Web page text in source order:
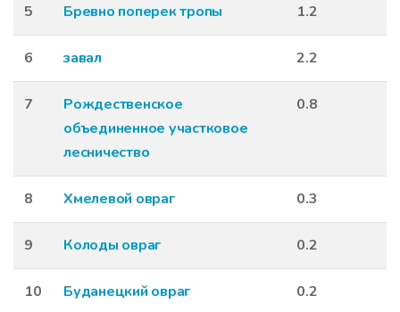
5 Бревно поперек тропы 1.2
6 завал 2.2
7
Рождественское
объединенное участковое
лесничество
0.8
8 Хмелевой овраг 0.3
9 Колоды овраг 0.2
10 Буданецкий овраг 0.2